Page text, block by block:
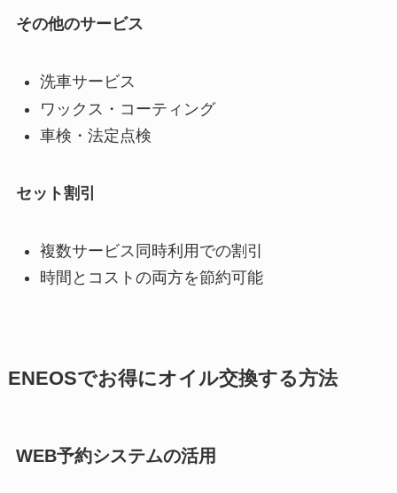
その他のサービス
洗車サービス
ワックス・コーティング
車検・法定点検
セット割引
複数サービス同時利用での割引
時間とコストの両方を節約可能
ENEOSでお得にオイル交換する方法
WEB予約システムの活用